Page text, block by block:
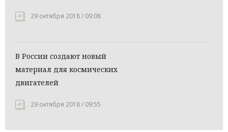
29 октября 2018 / 09:08
В России создают новый
материал для космических
двигателей
29 октября 2018 / 09:55